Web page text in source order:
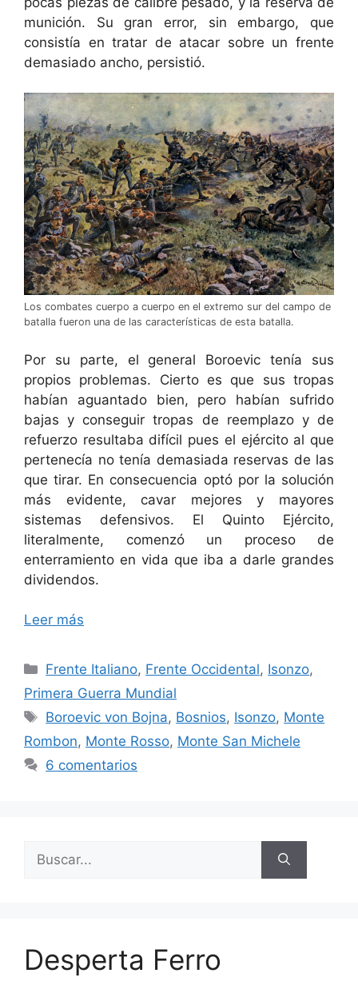
munición. Su gran error, sin embargo, que
consistía en tratar de atacar sobre un frente
demasiado ancho, persistió.
Los combates cuerpo a cuerpo en el extremo sur del campo de
batalla fueron una de las características de esta batalla.
Por su parte, el general Boroevic tenía sus
propios problemas. Cierto es que sus tropas
habían aguantado bien, pero habían sufrido
bajas y conseguir tropas de reemplazo y de
refuerzo resultaba difícil pues el ejército al que
pertenecía no tenía demasiada reservas de las
que tirar. En consecuencia optó por la solución
más evidente, cavar mejores y mayores
sistemas defensivos. El Quinto Ejército,
literalmente, comenzó un proceso de
enterramiento en vida que iba a darle grandes
dividendos.
Leer más
Categorías
Frente Italiano, Frente Occidental, Isonzo,
Primera Guerra Mundial
Etiquetas
Boroevic von Bojna, Bosnios, Isonzo, Monte
Rombon, Monte Rosso, Monte San Michele
6 comentarios
Buscar:
Desperta Ferro